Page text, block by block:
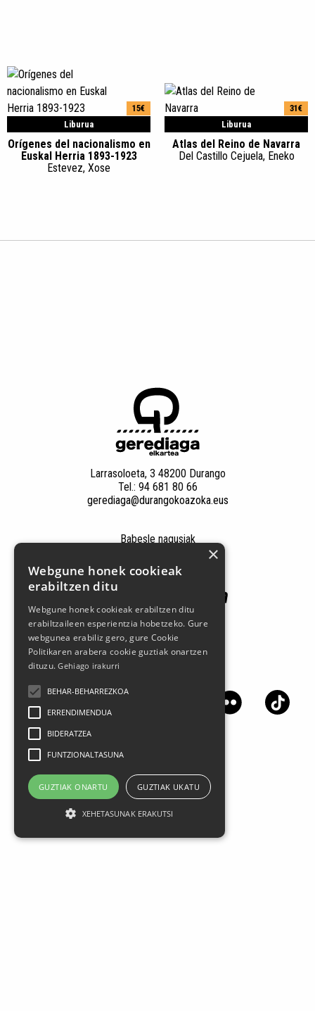
Liburua
15€
Orígenes del nacionalismo en
Euskal Herria 1893-1923
Estevez, Xose
Liburua
31€
Atlas del Reino de Navarra
Del Castillo Cejuela, Eneko
Larrasoloeta, 3 48200 Durango
Tel.: 94 681 80 66
gerediaga@durangokoazoka.eus
Babesle nagusiak
Jarrai gaitzazu sare sozialetan
×
Webgune honek cookieak
erabiltzen ditu
Webgune honek cookieak erabiltzen ditu
erabiltzaileen esperientzia hobetzeko. Gure
webgunea erabiliz gero, gure Cookie
Politikaren arabera cookie guztiak onartzen
dituzu.Gehiago irakurri
BEHAR-BEHARREZKOA
ERRENDIMENDUA
BIDERATZEA
FUNTZIONALTASUNA
GUZTIAK ONARTU GUZTIAK UKATU
XEHETASUNAK ERAKUTSI